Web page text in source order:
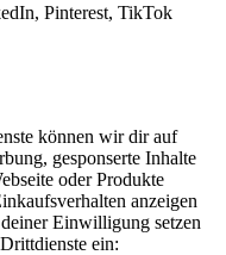
Pinterest, TikTok
können wir dir auf
gesponserte Inhalte
oder Produkte
anzeigen
Einwilligung setzen
ein: